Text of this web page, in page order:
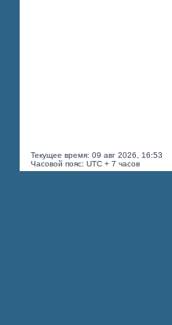
Текущее время: 09 авг 2026, 16:53
Часовой пояс: UTC + 7 часов